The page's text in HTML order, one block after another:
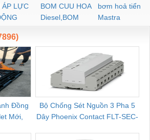
ÁP LỰC
BOM CUU HOA
Diesel,BOM
CHUA CHAY
bơm hoả tiển
Mastra
Đồng
Mới,
Bộ Chống Sét Nguồn 3 Pha 5
Dây Phoenix Contact FLT-SEC-